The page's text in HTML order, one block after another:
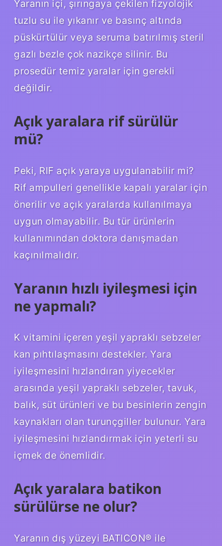
Yaranın içi, şırıngaya çekilen fizyolojik
tuzlu su ile yıkanır ve basınç altında
püskürtülür veya seruma batırılmış steril
gazlı bezle çok nazikçe silinir. Bu
prosedür temiz yaralar için gerekli
değildir.
Açık yaralara rif sürülür
mü?
Peki, RIF açık yaraya uygulanabilir mi?
Rif ampulleri genellikle kapalı yaralar için
önerilir ve açık yaralarda kullanılmaya
uygun olmayabilir. Bu tür ürünlerin
kullanımından doktora danışmadan
kaçınılmalıdır.
Yaranın hızlı iyileşmesi için
ne yapmalı?
K vitamini içeren yeşil yapraklı sebzeler
kan pıhtılaşmasını destekler. Yara
iyileşmesini hızlandıran yiyecekler
arasında yeşil yapraklı sebzeler, tavuk,
balık, süt ürünleri ve bu besinlerin zengin
kaynakları olan turunçgiller bulunur. Yara
iyileşmesini hızlandırmak için yeterli su
içmek de önemlidir.
Açık yaralara batikon
sürülürse ne olur?
Yaranın dış yüzeyi BATICON® ile